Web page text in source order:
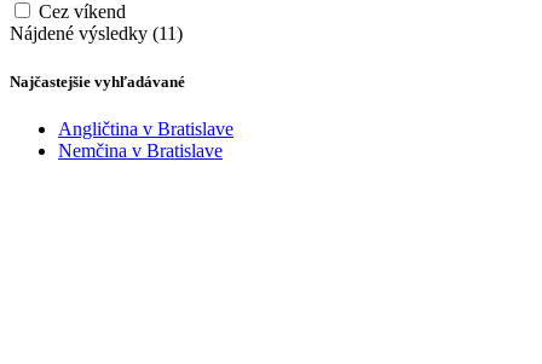
Cez víkend
Nájdené výsledky (11)
Najčastejšie vyhľadávané
Angličtina v Bratislave
Nemčina v Bratislave